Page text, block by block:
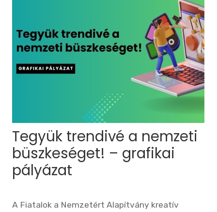
Tegyük trendivé a nemzeti
büszkeséget! – grafikai
pályázat
A Fiatalok a Nemzetért Alapítvány kreatív